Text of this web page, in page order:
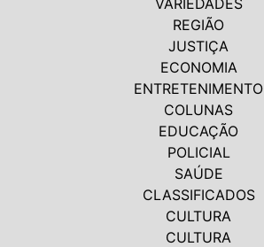
REGIÃO
JUSTIÇA
ECONOMIA
ENTRETENIMENTO
COLUNAS
EDUCAÇÃO
POLICIAL
SAÚDE
CLASSIFICADOS
CULTURA
CULTURA